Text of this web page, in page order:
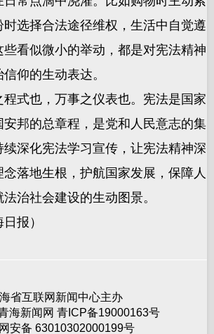
选择合法途径维权，生活中自觉遵
看似微小的举动，都是对宪法精神
仰的生动表达。
也，万事之仪表也。宪法是国家
安邦的总章程，是党和人民意志的集
深化宪法学习宣传，让宪法精神深
落地生根，护航国家发展，保障人
治社会建设的生动图景。
报）
省互联网新闻中心主办
海新闻网 青ICP备19000163号
安备 63010302000199号